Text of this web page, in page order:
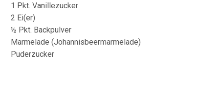
1 Pkt. Vanillezucker
2 Ei(er)
½ Pkt. Backpulver
Marmelade (Johannisbeermarmelade)
Puderzucker